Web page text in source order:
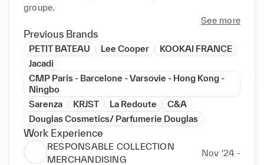
groupe.
See more
Previous Brands
PETIT BATEAU Lee Cooper
KOOKAI FRANCE
Jacadi
CMP Paris - Barcelone - Varsovie - Hong Kong -
Ningbo
Sarenza
KRJST La Redoute
C&A
Douglas Cosmetics/ Parfumerie Douglas
Work Experience
RESPONSABLE COLLECTION
MERCHANDISING
Nov ‘24 -